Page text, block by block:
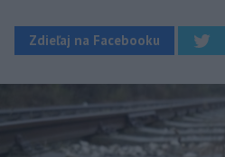
Zdieľaj na Facebooku